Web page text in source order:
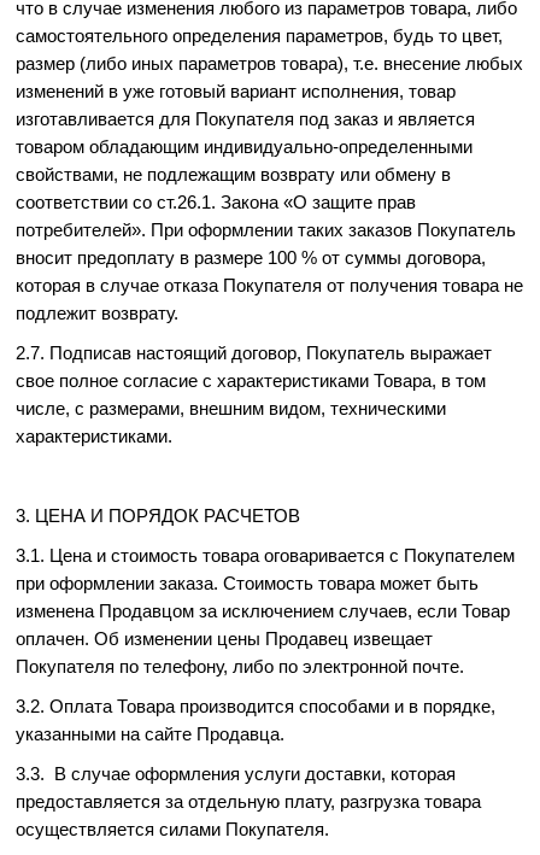
что в случае изменения любого из параметров товара, либо
самостоятельного определения параметров, будь то цвет,
размер (либо иных параметров товара), т.е. внесение любых
изменений в уже готовый вариант исполнения, товар
изготавливается для Покупателя под заказ и является
товаром обладающим индивидуально-определенными
свойствами, не подлежащим возврату или обмену в
соответствии со ст.26.1. Закона «О защите прав
потребителей». При оформлении таких заказов Покупатель
вносит предоплату в размере 100 % от суммы договора,
которая в случае отказа Покупателя от получения товара не
подлежит возврату.
2.7. Подписав настоящий договор, Покупатель выражает
свое полное согласие с характеристиками Товара, в том
числе, с размерами, внешним видом, техническими
характеристиками.
3. ЦЕНА И ПОРЯДОК РАСЧЕТОВ
3.1. Цена и стоимость товара оговаривается с Покупателем
при оформлении заказа. Стоимость товара может быть
изменена Продавцом за исключением случаев, если Товар
оплачен. Об изменении цены Продавец извещает
Покупателя по телефону, либо по электронной почте.
3.2. Оплата Товара производится способами и в порядке,
указанными на сайте Продавца.
3.3. В случае оформления услуги доставки, которая
предоставляется за отдельную плату, разгрузка товара
осуществляется силами Покупателя.